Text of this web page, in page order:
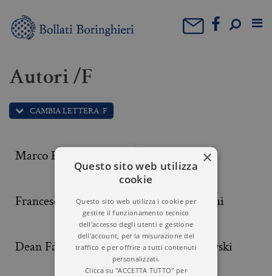
Autori /F
CAMBIA LETTERA: F
Marco Fabbrichesi Franco Fabbro
Francesco Faeta Daniela Falcioni
Dean Falk Paul G. Falkowski
×
Questo sito web utilizza
cookie
Questo sito web utilizza i cookie per
gestire il funzionamento tecnico
dell'accesso degli utenti e gestione
dell'account, per la misurazione del
traffico e per offrire a tutti contenuti
personalizzati.
Clicca su "ACCETTA TUTTO" per